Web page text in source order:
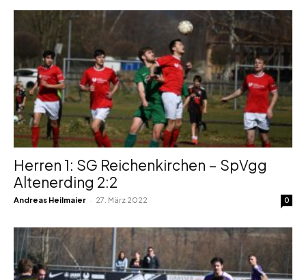
Herren 1: SG Reichenkirchen – SpVgg
Altenerding 2:2
Andreas Heilmaier - 27. März 2022 0